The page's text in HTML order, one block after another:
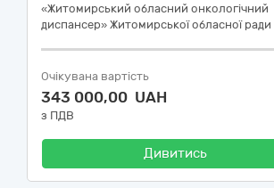
«Житомирський обласний онкологічний
диспансер» Житомирської обласної ради
Очікувана вартість
343 000,00 UAH
з ПДВ
Дивитись